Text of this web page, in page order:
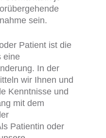
sein.
Patient ist die
eine
In der
wir Ihnen und
Kenntnisse und
mit dem
Patientin oder